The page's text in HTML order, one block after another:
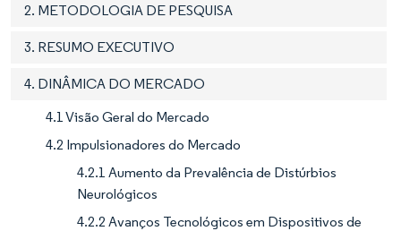
2. METODOLOGIA DE PESQUISA
3. RESUMO EXECUTIVO
4. DINÂMICA DO MERCADO
4.1 Visão Geral do Mercado
4.2 Impulsionadores do Mercado
4.2.1 Aumento da Prevalência de Distúrbios
Neurológicos
4.2.2 Avanços Tecnológicos em Dispositivos de